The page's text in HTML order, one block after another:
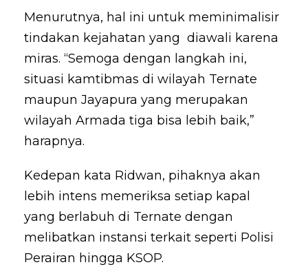
Menurutnya, hal ini untuk meminimalisir
tindakan kejahatan yang diawali karena
miras. “Semoga dengan langkah ini,
situasi kamtibmas di wilayah Ternate
maupun Jayapura yang merupakan
wilayah Armada tiga bisa lebih baik,”
harapnya.
Kedepan kata Ridwan, pihaknya akan
lebih intens memeriksa setiap kapal
yang berlabuh di Ternate dengan
melibatkan instansi terkait seperti Polisi
Perairan hingga KSOP.